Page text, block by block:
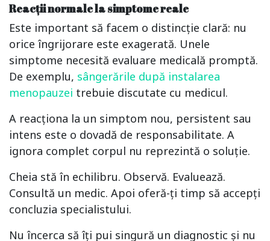
Reacții normale la simptome reale
Este important să facem o distincție clară: nu
orice îngrijorare este exagerată. Unele
simptome necesită evaluare medicală promptă.
De exemplu, sângerările după instalarea
menopauzei trebuie discutate cu medicul.
A reacționa la un simptom nou, persistent sau
intens este o dovadă de responsabilitate. A
ignora complet corpul nu reprezintă o soluție.
Cheia stă în echilibru. Observă. Evaluează.
Consultă un medic. Apoi oferă-ți timp să accepți
concluzia specialistului.
Nu încerca să îți pui singură un diagnostic și nu